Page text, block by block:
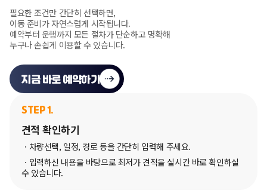
필요한 조건만 간단히 선택하면,
이동 준비가 자연스럽게 시작됩니다.
예약부터 운행까지 모든 절차가 단순하고 명확해
누구나 손쉽게 이용할 수 있습니다.
지금 바로 예약하기
STEP 1.
견적 확인하기
ㆍ차량선택, 일정, 경로 등을 간단히 입력해 주세요.
ㆍ입력하신 내용을 바탕으로 최저가 견적을 실시간 바로 확인하실
수 있습니다.